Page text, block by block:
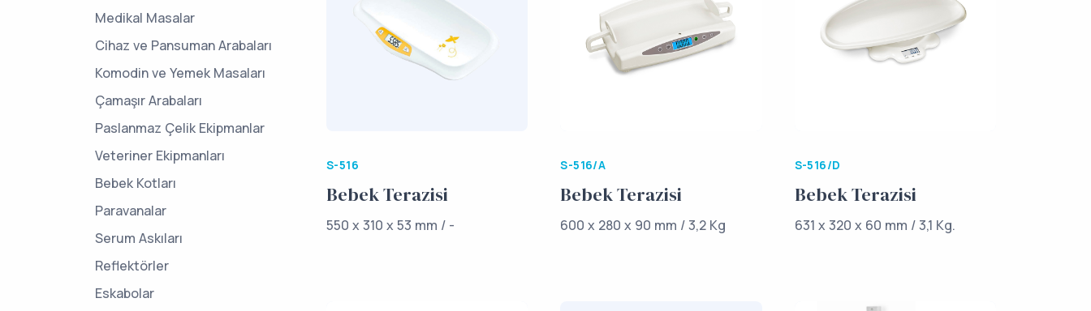
S-516
Bebek Terazisi
550 x 310 x 53 mm / -
S-516/A
Bebek Terazisi
600 x 280 x 90 mm / 3,2 Kg
S-516/D
Bebek Terazisi
631 x 320 x 60 mm / 3,1 Kg.
Medikal Masalar
Cihaz ve Pansuman Arabaları
Komodin ve Yemek Masaları
Çamaşır Arabaları
Paslanmaz Çelik Ekipmanlar
Veteriner Ekipmanları
Bebek Kotları
Paravanalar
Serum Askıları
Reflektörler
Eskabolar